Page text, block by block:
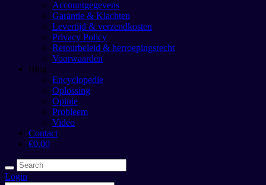
Accountgegevens
Garantie & Klachten
Levertijd & verzendkosten
Privacy Policy
Retourbeleid & herroepingsrecht
Voorwaarden
Blog
Encyclopedie
Oplossing
Opinie
Probleem
Video
Contact
€0,00
Login